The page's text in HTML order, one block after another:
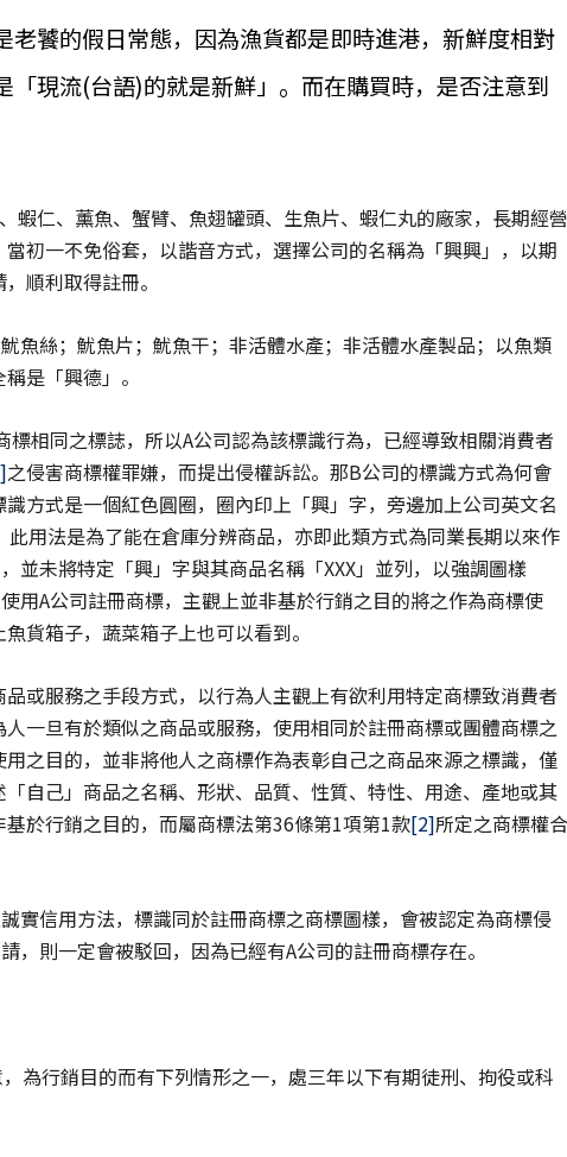
饕的假日常態，因為漁貨都是即時進港，新鮮度相對
「現流(台語)的就是新鮮」。而在購買時，是否注意到
蝦仁、薰魚、蟹臂、魚翅罐頭、生魚片、蝦仁丸的廠家，長期經營
初一不免俗套，以諧音方式，選擇公司的名稱為「興興」，以期
順利取得註冊。
魚絲；魷魚片；魷魚干；非活體水產；非活體水產製品；以魚類
是「興德」。
相同之標誌，所以A公司認為該標識行為，已經導致相關消費者
之侵害商標權罪嫌，而提出侵權訴訟。那B公司的標識方式為何會
方式是一個紅色圓圈，圈內印上「興」字，旁邊加上公司英文名
用法是為了能在倉庫分辨商品，亦即此類方式為同業長期以來作
並未將特定「興」字與其商品名稱「XXX」並列，以強調圖樣
用A公司註冊商標，主觀上並非基於行銷之目的將之作為商標使
貨箱子，蔬菜箱子上也可以看到。
或服務之手段方式，以行為人主觀上有欲利用特定商標致消費者
一旦有於類似之商品或服務，使用相同於註冊商標或團體商標之
之目的，並非將他人之商標作為表彰自己之商品來源之標識，僅
自己」商品之名稱、形狀、品質、性質、特性、用途、產地或其
於行銷之目的，而屬商標法第36條第1項第1款[2]所定之商標權合
實信用方法，標識同於註冊商標之商標圖樣，會被認定為商標侵
則一定會被駁回，因為已經有A公司的註冊商標存在。
為行銷目的而有下列情形之一，處三年以下有期徒刑、拘役或科